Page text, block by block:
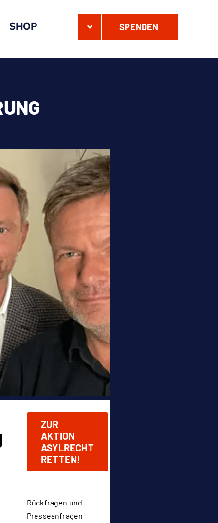
SHOP SPENDEN
ZUR
AKTION
ASYLRECHT
RETTEN!
Rückfragen und
Presseanfragen